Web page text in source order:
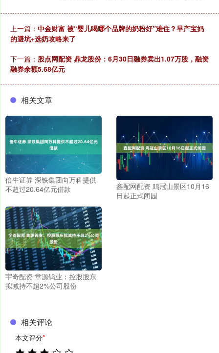
上一篇： 中金财富 被“婴儿喝哪个品牌的奶粉好”难住？早产宝妈
的避坑+选奶攻略来了
下一篇： 股点网配资 鼎龙股份：6月30日融券卖出1.07万股，融资
融券余额5.68亿元
相关文章
倍牛证券 深铁集团向万科提供
不超过20.64亿元借款
鑫配网配资 鸡冠山景区10月16
日起正式闭园
宇奇配资 章源钨业：控股股东
拟减持不超2%公司股份
相关评论
本文评分*